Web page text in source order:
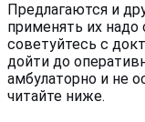
Предлагаются и
применять их
советуйтесь с
дойти до
амбулаторно и не
читайте ниже.